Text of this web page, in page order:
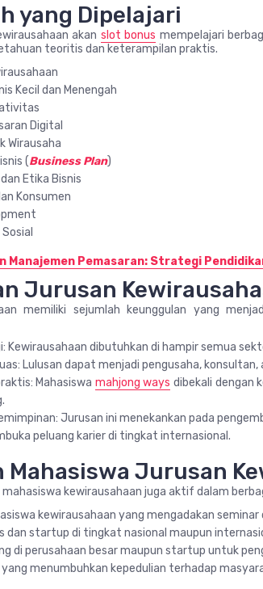
yang Dipelajari
akan slot bonus mempelajari
teoritis dan keterampilan praktis.
Kecil dan Menengah
Digital
Wirausaha
(Business Plan)
Etika Bisnis
Konsumen
Manajemen Pemasaran: Strategi
Jurusan
memiliki sejumlah keunggulan yang
Kewirausahaan dibutuhkan di hampir semua
Lulusan dapat menjadi pengusaha,
Mahasiswa mahjong ways dibekali dengan
Jurusan ini menekankan pada
peluang karier di tingkat internasional.
Mahasiswa Jurusan
mahasiswa kewirausahaan juga aktif dalam
kewirausahaan yang mengadakan seminar
dan startup di tingkat nasional maupun
di perusahaan besar maupun startup untuk
yang menumbuhkan kepedulian terhadap